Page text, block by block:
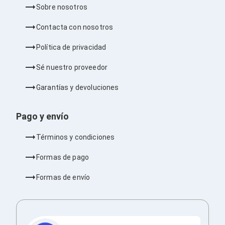
Bluetooth
Adaptadores Video DisplayPort
Adaptadores Video HDMI
Adaptadores Video DVI
Repetidores USB
Adaptadores Audio USB
Mouse
Teclados
Controles de Juego para PC
Accesorios para Servidores
Racks y Gabinetes
Sobre nosotros
Contacta con nosotros
Política de privacidad
Sé nuestro proveedor
Garantías y devoluciones
Pago y envío
Términos y condiciones
Formas de pago
Formas de envío